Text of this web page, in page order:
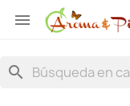

search